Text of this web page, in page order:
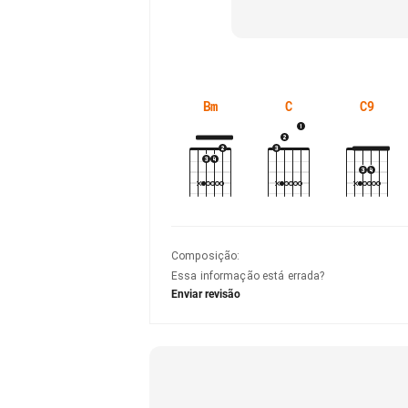
Bm C C9
Composição:
Essa informação está errada?
Enviar revisão